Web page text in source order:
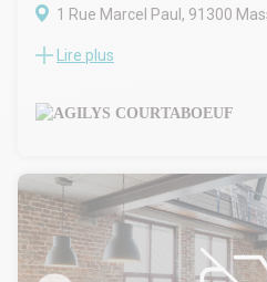
1 Rue Marcel Paul, 91300
EXCLUSIVITE AGILYS
Palaiseau, Agilys vous propose à
bureaux d'une superficie totale
chacun de leur propre entrée, et
location de la moitié de la
facilement être réunis par la
A proximité des grands axes, de
train T12 (arrêt Massy Europe).
Lire plus